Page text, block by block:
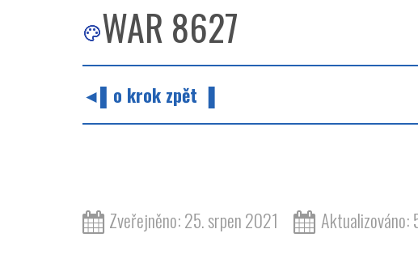
WAR 8627
◄▌o krok zpět ▐
Zveřejněno: 25. srpen 2021 Aktualizováno: